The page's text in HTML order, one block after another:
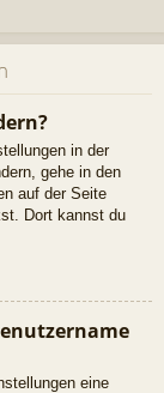
in der
gehe in den
auf der Seite
Dort kannst du
eine